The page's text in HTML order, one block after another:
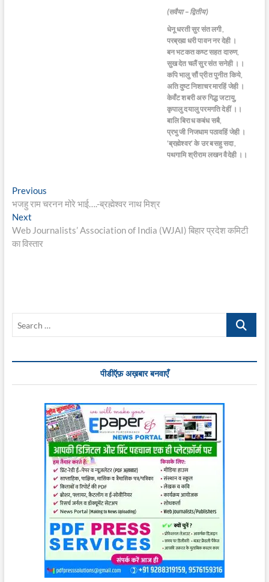
(सवैया – द्वितीय)
धेनू धरती सुर संत लगी,
परब्रह्म धरी पावन नर देही ।
बन भटकत कष्ट सहत दारुण,
सुख देत चलैं सुर संत सनेही ।।
कपि भालु सौं प्रीत पुनीत किये,
अति दुष्ट निशाचर मारहिं जेही ।
केवँट शबरी अरु गिद्ध जटायु,
कृपालु दयालु परमगति देहीं ।।
बालि बिराध कबंध सबै,
प्रभु जी निजधाम पठावहिं जेही ।
‘ब्रह्मेश्वर’ के उर बसहु सदा,
पथगामि श्रीराम लखन वैदेही ।।
Post
navigation
PreviousPrevious
post:
भजहु राम चरनन मोरे भाई….-ब्रह्मेश्वर नाथ मिश्र
NextNext
post:
Web Journalists’ Association of India (WJAI) बिहार प्रदेश कमिटी
का विस्तार
Search
पीडीऍफ़ अख़बार बनवाएँ